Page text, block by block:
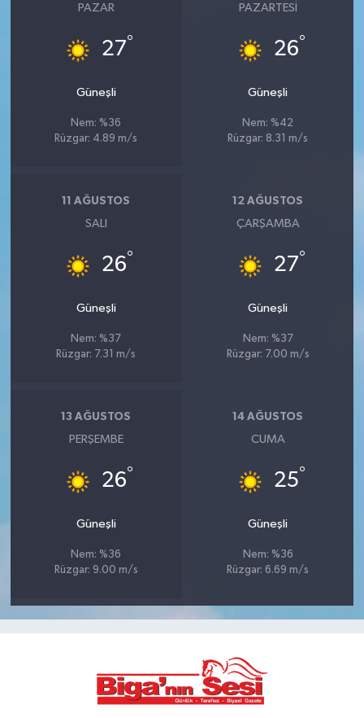
PAZAR
27°
Güneşli
Nem: %36
Rüzgar: 4.89 m/s
PAZARTESI
26°
Güneşli
Nem: %42
Rüzgar: 8.31 m/s
11 AĞUSTOS
SALI
26°
Güneşli
Nem: %37
Rüzgar: 7.31 m/s
12 AĞUSTOS
ÇARŞAMBA
27°
Güneşli
Nem: %37
Rüzgar: 7.00 m/s
13 AĞUSTOS
PERŞEMBE
26°
Güneşli
Nem: %36
Rüzgar: 9.00 m/s
14 AĞUSTOS
CUMA
25°
Güneşli
Nem: %36
Rüzgar: 6.69 m/s